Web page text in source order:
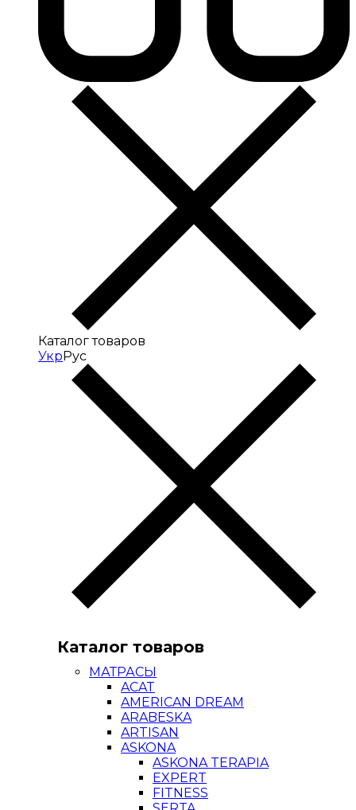
Каталог товаров
УкрРус
Каталог товаров
МАТРАСЫ
ACAT
AMERICAN DREAM
ARABESKA
ARTISAN
ASKONA
ASKONA TERAPIA
EXPERT
FITNESS